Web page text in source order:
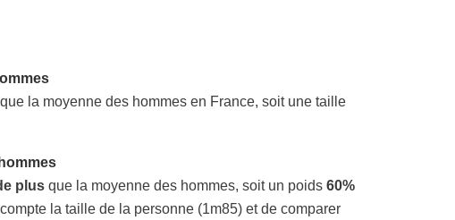
que la moyenne des hommes en France, soit une taille
plus que la moyenne des hommes, soit un poids 60%
la taille de la personne (1m85) et de comparer